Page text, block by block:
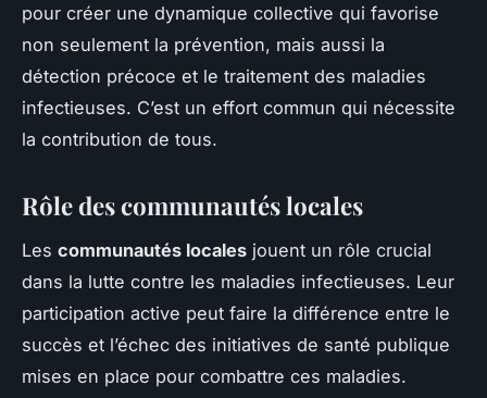
pour créer une dynamique collective qui favorise
non seulement la prévention, mais aussi la
détection précoce et le traitement des maladies
infectieuses. C’est un effort commun qui nécessite
la contribution de tous.
Rôle des communautés locales
Les communautés locales jouent un rôle crucial
dans la lutte contre les maladies infectieuses. Leur
participation active peut faire la différence entre le
succès et l’échec des initiatives de santé publique
mises en place pour combattre ces maladies.